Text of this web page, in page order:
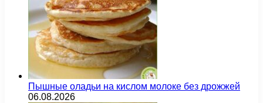
Пышные оладьи на кислом молоке без дрожжей
06.08.2026